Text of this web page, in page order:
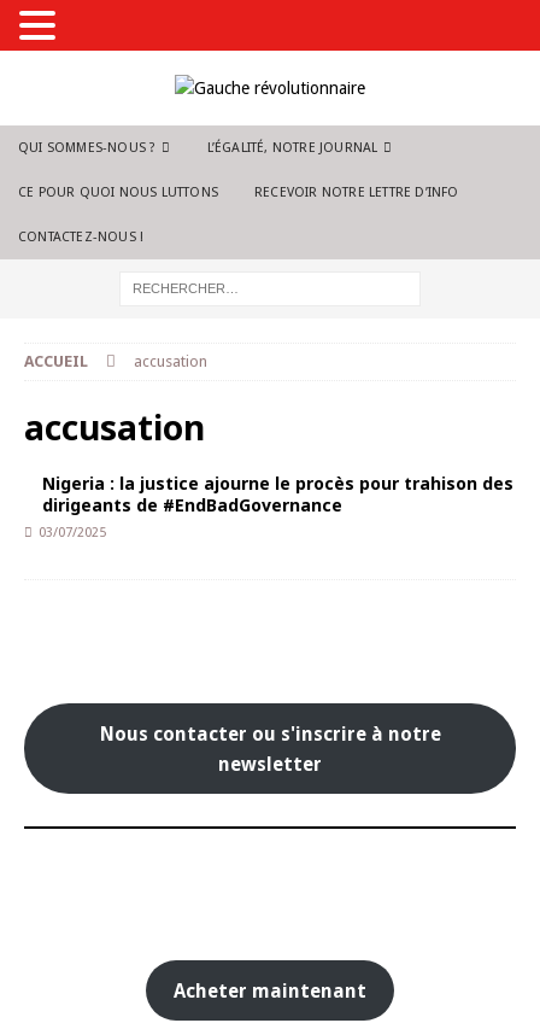
QUI SOMMES-NOUS ? L’ÉGALITÉ, NOTRE JOURNAL
CE POUR QUOI NOUS LUTTONS RECEVOIR NOTRE LETTRE D’INFO
CONTACTEZ-NOUS !
ACCUEIL accusation
accusation
Nigeria : la justice ajourne le procès pour trahison des
dirigeants de #EndBadGovernance
03/07/2025
Nous contacter ou s'inscrire à notre
newsletter
Acheter maintenant